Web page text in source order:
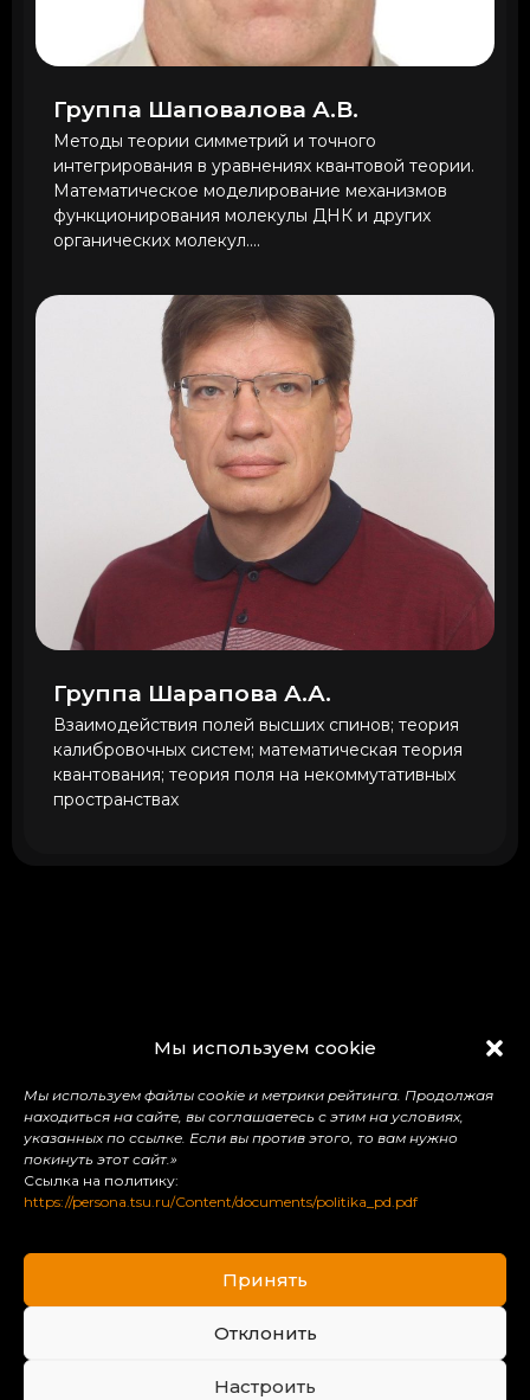
Мы используем cookie
Мы используем файлы cookie и метрики рейтинга. Продолжая
находиться на сайте, вы соглашаетесь с этим на условиях,
указанных по ссылке. Если вы против этого, то вам нужно
покинуть этот сайт.»
Ссылка на политику:
https://persona.tsu.ru/Content/documents/politika_pd.pdf
Принять
Отклонить
Настроить
Группа Шаповалова А.В.
Методы теории симметрий и точного
интегрирования в уравнениях квантовой теории.
Математическое моделирование механизмов
функционирования молекулы ДНК и других
органических молекул....
Группа Шарапова А.А.
Взаимодействия полей высших спинов; теория
калибровочных систем; математическая теория
квантования; теория поля на некоммутативных
пространствах
Физический
dean@phys.tsu.ru
+7 (3822) 529-651
офис 125, деканат ФФ